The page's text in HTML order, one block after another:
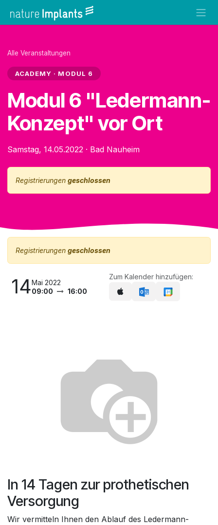
Alle Veranstaltungen
ACADEMY · MODUL 6
Modul 6 "Ledermann-
Konzept" vor Ort
Samstag, 14.05.2022 · Bad Nauheim
Registrierungen geschlossen
Registrierungen geschlossen
14Mai 2022
09:00
16:00
Zum Kalender hinzufügen:
In 14 Tagen zur prothetischen
Versorgung
Wir vermitteln Ihnen den Ablauf des Ledermann-